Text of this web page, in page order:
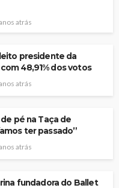
atrás
presidente da
48,91% dos votos
atrás
pé na Taça de
ter passado”
atrás
fundadora do Ballet